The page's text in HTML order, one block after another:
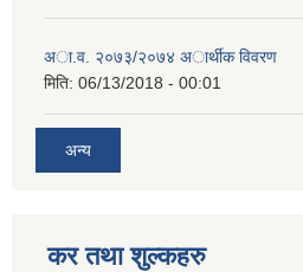
अा.व. २०७३/२०७४ अार्थीक विवरण
मिति: 06/13/2018 - 00:01
अन्य
कर तथा शुल्कहरु